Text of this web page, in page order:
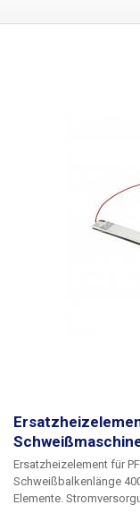
Ersatzheizelement für
Schweißbalkenlänge
Elemente. Stromversorgung: 230V/650W Länge des Heizelements: